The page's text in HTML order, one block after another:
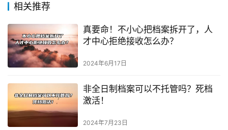
相关推荐
真要命！不小心把档案拆开了，人
才中心拒绝接收怎么办？
2024年6月17日
非全日制档案可以不托管吗？死档
激活！
2024年7月23日